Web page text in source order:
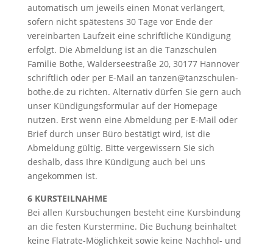
automatisch um jeweils einen Monat verlängert,
sofern nicht spätestens 30 Tage vor Ende der
vereinbarten Laufzeit eine schriftliche Kündigung
erfolgt. Die Abmeldung ist an die Tanzschulen
Familie Bothe, Walderseestraße 20, 30177 Hannover
schriftlich oder per E-Mail an tanzen@tanzschulen-
bothe.de zu richten. Alternativ dürfen Sie gern auch
unser Kündigungsformular auf der Homepage
nutzen. Erst wenn eine Abmeldung per E-Mail oder
Brief durch unser Büro bestätigt wird, ist die
Abmeldung gültig. Bitte vergewissern Sie sich
deshalb, dass Ihre Kündigung auch bei uns
angekommen ist.
6 KURSTEILNAHME
Bei allen Kursbuchungen besteht eine Kursbindung
an die festen Kurstermine. Die Buchung beinhaltet
keine Flatrate-Möglichkeit sowie keine Nachhol- und